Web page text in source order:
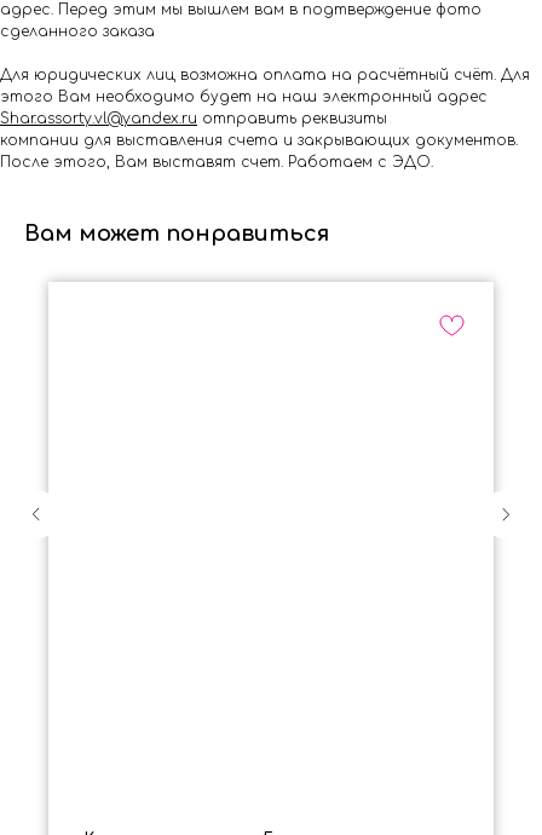
адрес. Перед этим мы вышлем вам в подтверждение фото
сделанного заказа
Для юридических лиц возможна оплата на расчётный счёт. Для
этого Вам необходимо будет на наш электронный адрес
Shar.assorty.vl@yandex.ru отправить реквизиты
компании для выставления счета и закрывающих документов.
После этого, Вам выставят счет. Работаем с ЭДО.
Вам может понравиться